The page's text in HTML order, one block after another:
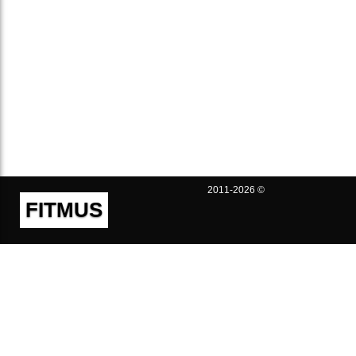
FITMUS
2011-2026 ©